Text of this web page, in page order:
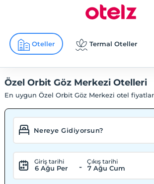
Oteller Termal Oteller
Özel Orbit Göz Merkezi Otelleri
En uygun Özel Orbit Göz Merkezi otel
Giriş tarihi
6 Ağu Per -
Çıkış tarihi
7 Ağu Cum